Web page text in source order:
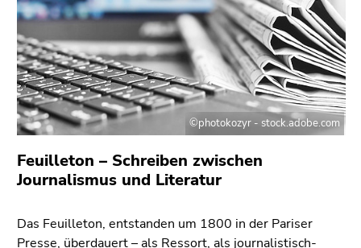
Feuilleton – Schreiben zwischen
Journalismus und Literatur
Das Feuilleton, entstanden um 1800 in der Pariser
Presse, überdauert – als Ressort, als journalistisch-
©photokozyr - stock.adobe.com